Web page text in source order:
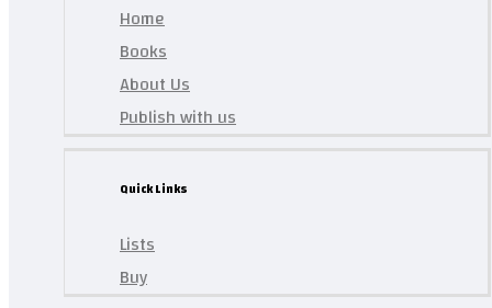
Home
Books
About Us
Publish with us
Quick Links
Lists
Buy